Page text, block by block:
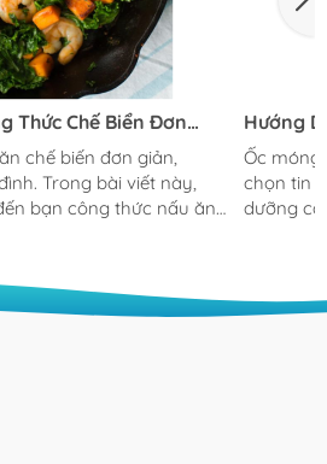
Thức Chế Biển Đơn
chế biến đơn giản,
Trong bài viết này,
bạn công thức nấu ăn
(nguồn ảnh:
1-2 quả Các gia vị tra
Hướng
Giản Tại
Ốc móng
chọn tin
dưỡng
thức cực